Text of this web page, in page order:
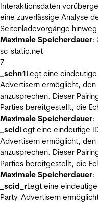
Interaktionsdaten
eine zuverlässige Analyse
Seitenladevorgänge
Maximale Speicherdauer:
sc-static.net
7
_schn1Legt eine
Advertisern ermöglicht,
anzusprechen. Dieser
Parties bereitgestellt, die
Maximale Speicherdauer:
_scidLegt eine eindeutige
Advertisern ermöglicht,
anzusprechen. Dieser
Parties bereitgestellt, die
Maximale Speicherdauer:
_scid_rLegt eine
Party-Advertisern